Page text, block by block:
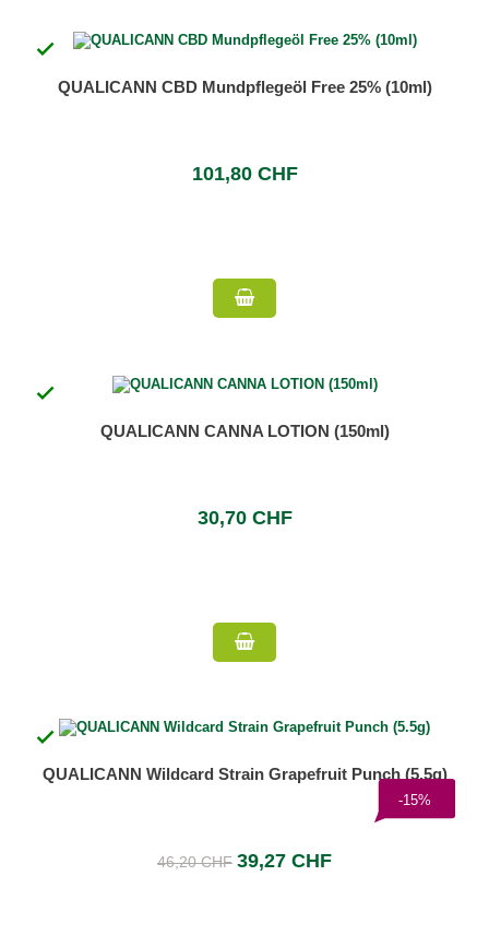

QUALICANN CBD Mundpflegeöl Free 25% (10ml)
101,80 CHF

QUALICANN CANNA LOTION (150ml)
30,70 CHF

-15%
QUALICANN Wildcard Strain Grapefruit Punch (5.5g)
46,20 CHF 39,27 CHF